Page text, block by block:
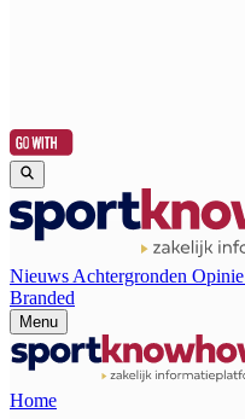
Nieuws Achtergronden Opinie
Branded
Menu
Home